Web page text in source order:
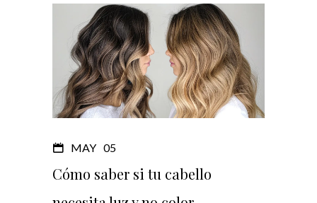
MAY 05
Cómo saber si tu cabello